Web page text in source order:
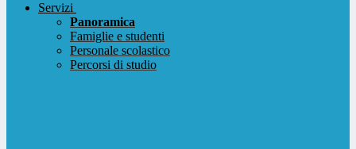
Servizi
Panoramica
Famiglie e studenti
Personale scolastico
Percorsi di studio